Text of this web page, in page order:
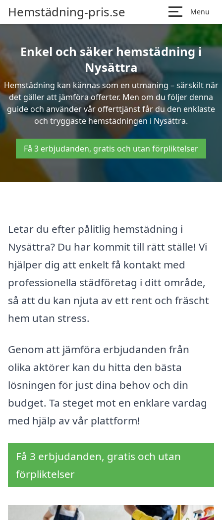
Hemstädning-pris.se Menu
Enkel och säker hemstädning i
Nysättra
Hemstädning kan kännas som en utmaning – särskilt när
det gäller att jämföra offerter. Men om du följer denna
guide och använder vår offerttjänst får du den enklaste
och tryggaste hemstädningen i Nysättra.
Få 3 erbjudanden, gratis och utan förpliktelser
Letar du efter pålitlig hemstädning i
Nysättra? Du har kommit till rätt ställe! Vi
hjälper dig att enkelt få kontakt med
professionella städföretag i ditt område,
så att du kan njuta av ett rent och fräscht
hem utan stress.
Genom att jämföra erbjudanden från
olika aktörer kan du hitta den bästa
lösningen för just dina behov och din
budget. Ta steget mot en enklare vardag
med hjälp av vår plattform!
Få 3 erbjudanden, gratis och utan
förpliktelser